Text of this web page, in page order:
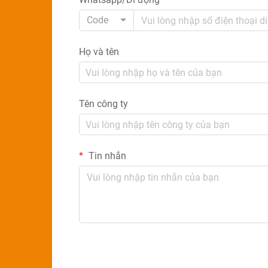
Code
Họ và tên
Tên công ty
Tin nhắn